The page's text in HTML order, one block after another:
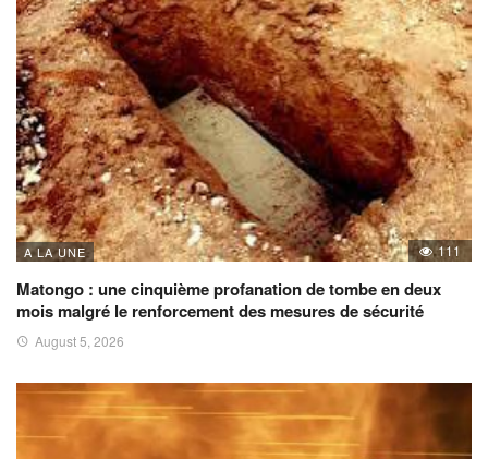
A LA UNE 111
Matongo : une cinquième profanation de tombe en deux
mois malgré le renforcement des mesures de sécurité
August 5, 2026